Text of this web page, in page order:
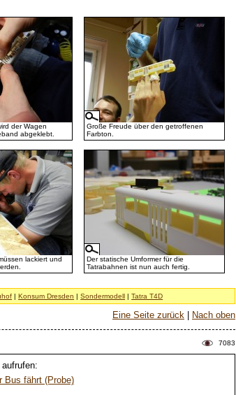
der Wagen
abgeklebt.
Große Freude über den getroffenen
Farbton.
lackiert und
Der statische Umformer für die
Tatrabahnen ist nun auch fertig.
|Konsum Dresden |Sondermodell |Tatra T4D
Eine Seite zurück Nach oben
7083
Bus fährt (Probe)